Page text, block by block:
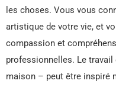
les choses. Vous vous
artistique de votre vie, et
compassion et
professionnelles. Le
maison – peut être inspiré